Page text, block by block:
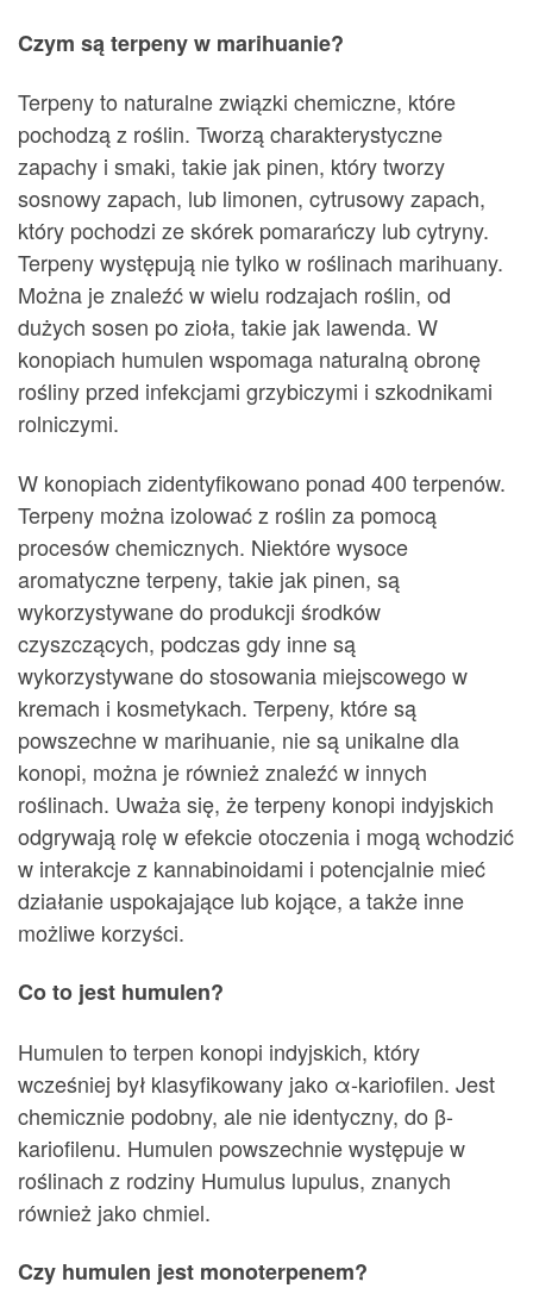
Czym są terpeny w marihuanie?
Terpeny to naturalne związki chemiczne, które
pochodzą z roślin. Tworzą charakterystyczne
zapachy i smaki, takie jak pinen, który tworzy
sosnowy zapach, lub limonen, cytrusowy zapach,
który pochodzi ze skórek pomarańczy lub cytryny.
Terpeny występują nie tylko w roślinach marihuany.
Można je znaleźć w wielu rodzajach roślin, od
dużych sosen po zioła, takie jak lawenda. W
konopiach humulen wspomaga naturalną obronę
rośliny przed infekcjami grzybiczymi i szkodnikami
rolniczymi.
W konopiach zidentyfikowano ponad 400 terpenów.
Terpeny można izolować z roślin za pomocą
procesów chemicznych. Niektóre wysoce
aromatyczne terpeny, takie jak pinen, są
wykorzystywane do produkcji środków
czyszczących, podczas gdy inne są
wykorzystywane do stosowania miejscowego w
kremach i kosmetykach. Terpeny, które są
powszechne w marihuanie, nie są unikalne dla
konopi, można je również znaleźć w innych
roślinach. Uważa się, że terpeny konopi indyjskich
odgrywają rolę w efekcie otoczenia i mogą wchodzić
w interakcje z kannabinoidami i potencjalnie mieć
działanie uspokajające lub kojące, a także inne
możliwe korzyści.
Co to jest humulen?
Humulen to terpen konopi indyjskich, który
wcześniej był klasyfikowany jako α-kariofilen. Jest
chemicznie podobny, ale nie identyczny, do β-
kariofilenu. Humulen powszechnie występuje w
roślinach z rodziny Humulus lupulus, znanych
również jako chmiel.
Czy humulen jest monoterpenem?